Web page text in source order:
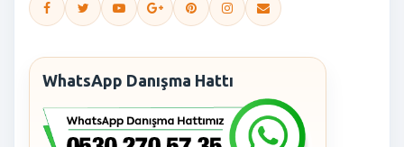
WhatsApp Danışma Hattı